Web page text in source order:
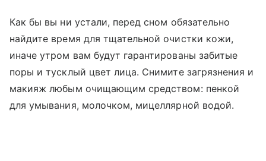
Как бы вы ни устали, перед сном обязательно
найдите время для тщательной очистки кожи,
иначе утром вам будут гарантированы забитые
поры и тусклый цвет лица. Снимите загрязнения и
макияж любым очищающим средством: пенкой
для умывания, молочком, мицеллярной водой.